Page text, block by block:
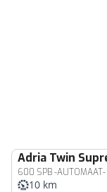
Adria Twin
600 SPB -AUTOMAAT-
10 km